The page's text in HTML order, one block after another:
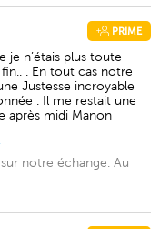
PRIME
je n’étais plus toute
. En tout cas notre
Justesse incroyable
. Il me restait une
après midi Manon
notre échange. Au